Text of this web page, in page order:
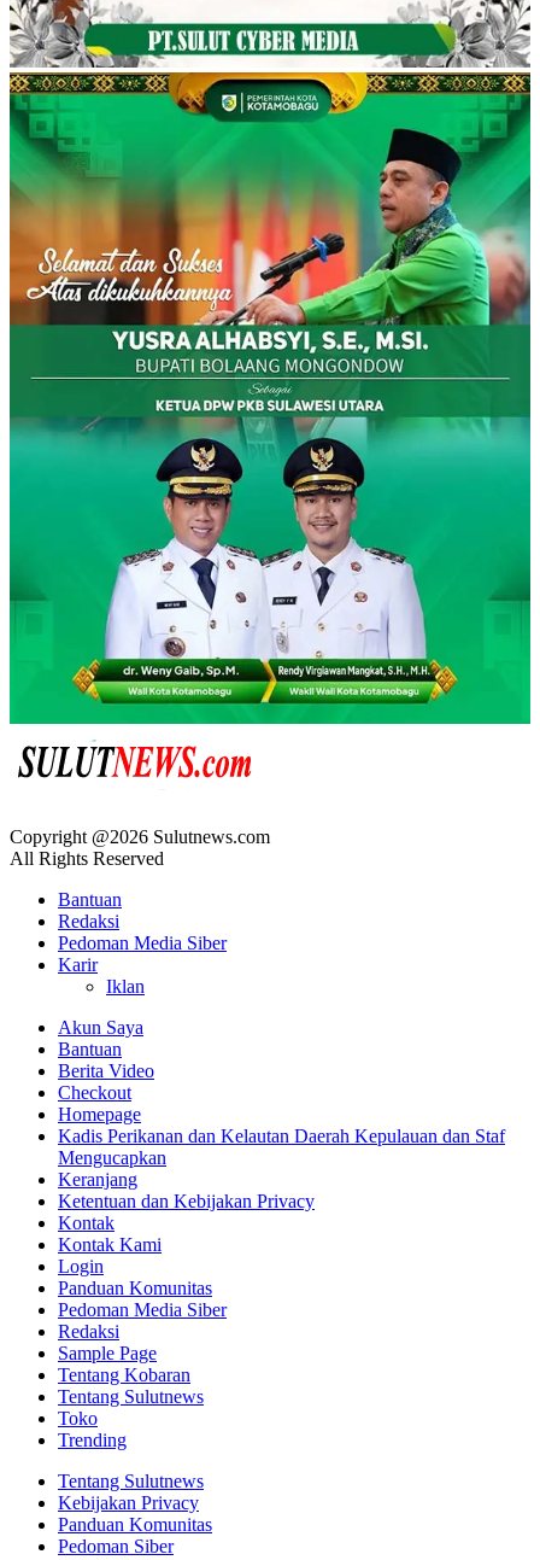
Copyright @2026 Sulutnews.com
All Rights Reserved
Bantuan
Redaksi
Pedoman Media Siber
Karir
Iklan
Akun Saya
Bantuan
Berita Video
Checkout
Homepage
Kadis Perikanan dan Kelautan Daerah Kepulauan dan Staf
Mengucapkan
Keranjang
Ketentuan dan Kebijakan Privacy
Kontak
Kontak Kami
Login
Panduan Komunitas
Pedoman Media Siber
Redaksi
Sample Page
Tentang Kobaran
Tentang Sulutnews
Toko
Trending
Tentang Sulutnews
Kebijakan Privacy
Panduan Komunitas
Pedoman Siber